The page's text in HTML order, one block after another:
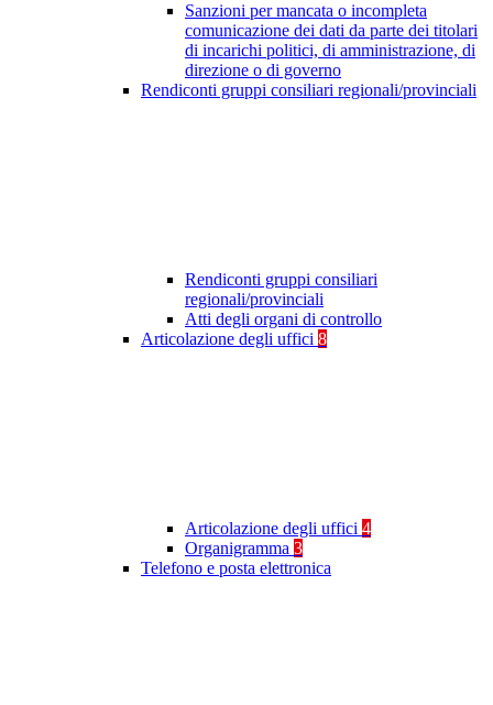
Sanzioni per mancata o incompleta
comunicazione dei dati da parte dei titolari
di incarichi politici, di amministrazione, di
direzione o di governo
Rendiconti gruppi consiliari regionali/provinciali
Rendiconti gruppi consiliari
regionali/provinciali
Atti degli organi di controllo
Articolazione degli uffici 8
Articolazione degli uffici 4
Organigramma 3
Telefono e posta elettronica